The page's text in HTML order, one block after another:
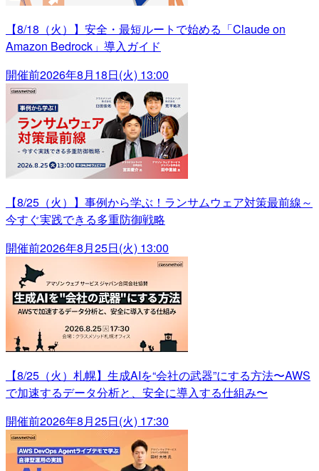
【8/18（火）】安全・最短ルートで始める「Claude on
Amazon Bedrock」導入ガイド
開催前2026年8月18日(火) 13:00
【8/25（火）】事例から学ぶ！ランサムウェア対策最前線～
今すぐ実践できる多重防御戦略
開催前2026年8月25日(火) 13:00
【8/25（火）札幌】生成AIを“会社の武器”にする方法〜AWS
で加速するデータ分析と、安全に導入する仕組み〜
開催前2026年8月25日(火) 17:30